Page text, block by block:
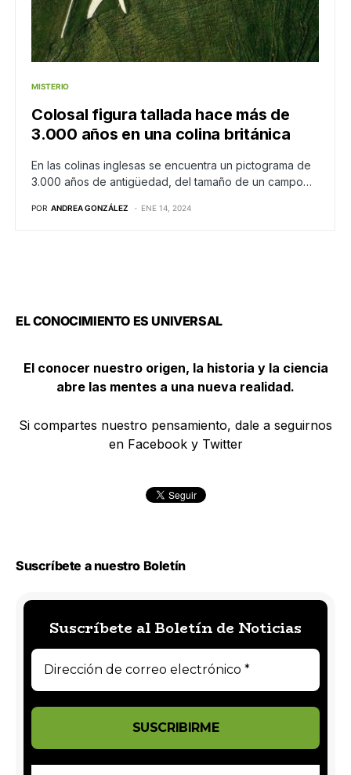
MISTERIO
Colosal figura tallada hace más de
3.000 años en una colina británica
En las colinas inglesas se encuentra un pictograma de
3.000 años de antigüedad, del tamaño de un campo…
POR ANDREA GONZÁLEZ ENE 14, 2024
EL CONOCIMIENTO ES UNIVERSAL
El conocer nuestro origen, la historia y la ciencia
abre las mentes a una nueva realidad.
Si compartes nuestro pensamiento, dale a seguirnos
en Facebook y Twitter
Suscríbete a nuestro Boletín
Suscríbete al Boletín de Noticias